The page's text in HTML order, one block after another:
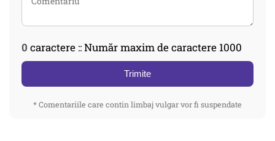
0 caractere :: Număr maxim de caractere 1000
Trimite
* Comentariile care contin limbaj vulgar vor fi suspendate